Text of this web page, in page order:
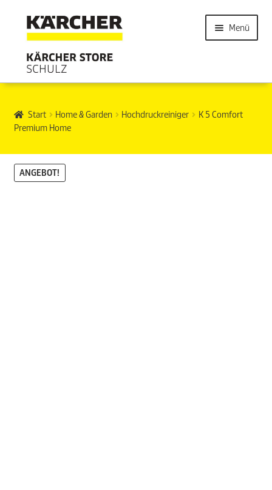
Menü
Start Home & Garden Hochdruckreiniger
K 5 Comfort
Premium Home
ANGEBOT!